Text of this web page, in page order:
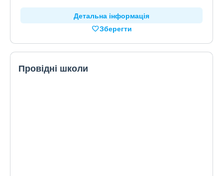
Детальна інформація
Зберегти
Провідні школи